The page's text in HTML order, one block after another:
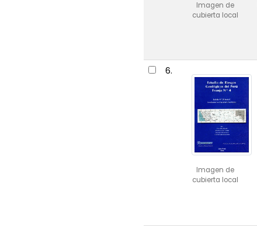
Imagen de
cubierta local
6.
Imagen de
cubierta local